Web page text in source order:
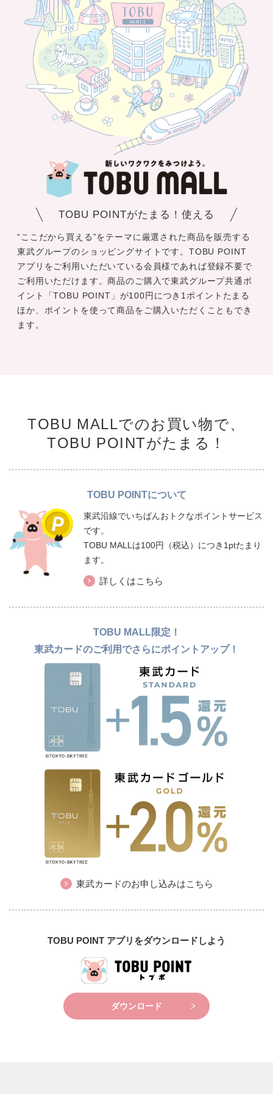
TOBU POINTがたまる！使える
“ここだから買える”をテーマに厳選された商品を販売する
東武グループのショッピングサイトです。TOBU POINT
アプリをご利用いただいている会員様であれば登録不要で
ご利用いただけます。商品のご購入で東武グループ共通ポ
イント「TOBU POINT」が100円につき1ポイントたまる
ほか、ポイントを使って商品をご購入いただくこともでき
ます。
TOBU MALLでのお買い物で、
TOBU POINTがたまる！
TOBU POINTについて
東武沿線でいちばんおトクなポイントサービス
です。
TOBU MALLは100円（税込）につき1ptたまり
ます。
詳しくはこちら
TOBU MALL限定！
東武カードのご利用でさらにポイントアップ！
東武カードのお申し込みはこちら
TOBU POINT アプリをダウンロードしよう
ダウンロード